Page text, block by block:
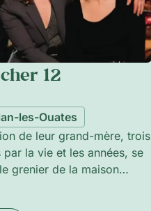
12
les-Ouates
de leur grand-mère, trois
la vie et les années, se
grenier de la maison